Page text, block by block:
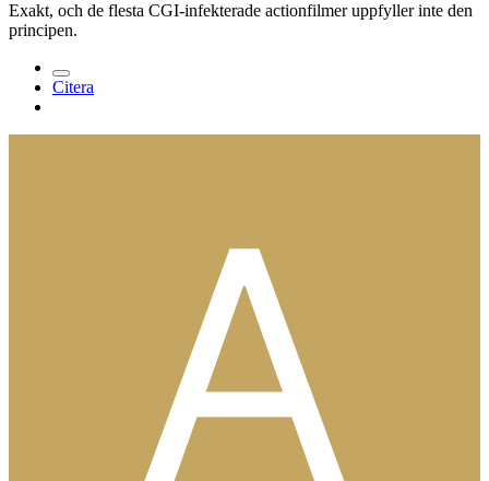
Exakt, och de flesta CGI-infekterade actionfilmer uppfyller inte den
principen.
Citera